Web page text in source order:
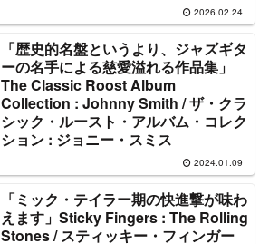
2026.02.24
「歴史的名盤というより、ジャズギタ
ーの名手による慈愛溢れる作品集」
The Classic Roost Album
Collection : Johnny Smith / ザ・クラ
シック・ルースト・アルバム・コレク
ション : ジョニー・スミス
2024.01.09
「ミック・テイラー期の快進撃が味わ
えます」Sticky Fingers : The Rolling
Stones / スティッキー・フィンガー